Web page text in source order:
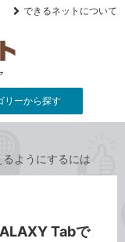
YouTube
できるネットについて
リーから探す
ようにするには
Tabで